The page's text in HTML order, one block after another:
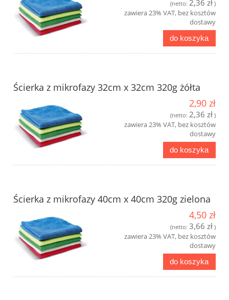
(netto: 2,36 zł )
zawiera 23% VAT, bez kosztów
dostawy
do koszyka
Ścierka z mikrofazy 32cm x 32cm 320g żółta
2,90 zł
(netto: 2,36 zł )
zawiera 23% VAT, bez kosztów
dostawy
do koszyka
Ścierka z mikrofazy 40cm x 40cm 320g zielona
4,50 zł
(netto: 3,66 zł )
zawiera 23% VAT, bez kosztów
dostawy
do koszyka